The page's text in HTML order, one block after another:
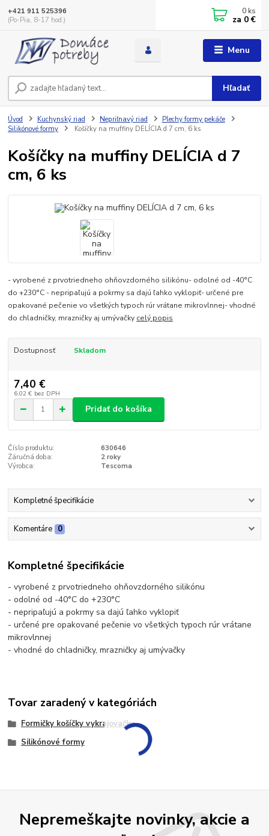
Menu
Hľadať
+421 911 525396
(Po-Pia, 8-17 hod.)
0 ks
za 0 €
Úvod Kuchynský riad Nepriľnavý riad
Plechy formy pekáče
Silikónové formy
Košíčky na muffiny DELÍCIA d 7 cm, 6 ks
Košíčky na muffiny DELÍCIA d 7
cm, 6 ks
- vyrobené z prvotriedneho ohňovzdorného silikónu- odolné od -40°C
do +230°C - nepripaľujú a pokrmy sa dajú ľahko vyklopiť- určené pre
opakované pečenie vo všetkých typoch rúr vrátane mikrovlnnej- vhodné
do chladničky, mrazničky aj umývačky celý popis
Dostupnosť Skladom
7,40 €
6,02 € bez DPH
Pridať do košíka
Číslo produktu:
630646
Záručná doba:
2 roky
Výrobca:
Tescoma
Kompletné špecifikácie
Komentáre 0
Kompletné špecifikácie
- vyrobené z prvotriedneho ohňovzdorného silikónu
- odolné od -40°C do +230°C
- nepripaľujú a pokrmy sa dajú ľahko vyklopiť
- určené pre opakované pečenie vo všetkých typoch rúr vrátane
mikrovlnnej
- vhodné do chladničky, mrazničky aj umývačky
Tovar zaradený v kategóriách
Formičky košíčky vykrajovačky
Silikónové formy
Nepremeškajte novinky, akcie a